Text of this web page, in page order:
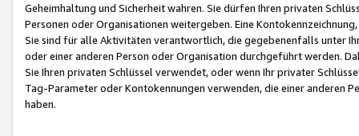
Geheimhaltung und Sicherheit wahren. Sie dürfen Ihren privaten
Personen oder Organisationen weitergeben. Eine
Sie sind für alle Aktivitäten verantwortlich, die gegebenenfalls unter
oder einer anderen Person oder Organisation durchgeführt werden.
Sie Ihren privaten Schlüssel verwendet, oder wenn Ihr privater
Tag-Parameter oder Kontokennungen verwenden, die einer anderen
haben.